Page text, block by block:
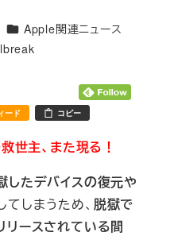
カテゴリー
Apple関連ニュース
ード コピー
世主、また現る！
したデバイスの復元や
てしまうため、 脱獄で
リースされている間